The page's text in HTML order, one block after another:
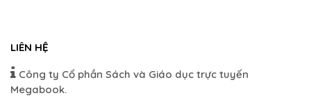
LIÊN HỆ
Công ty Cổ phần Sách và Giáo dục trực tuyến
Megabook.